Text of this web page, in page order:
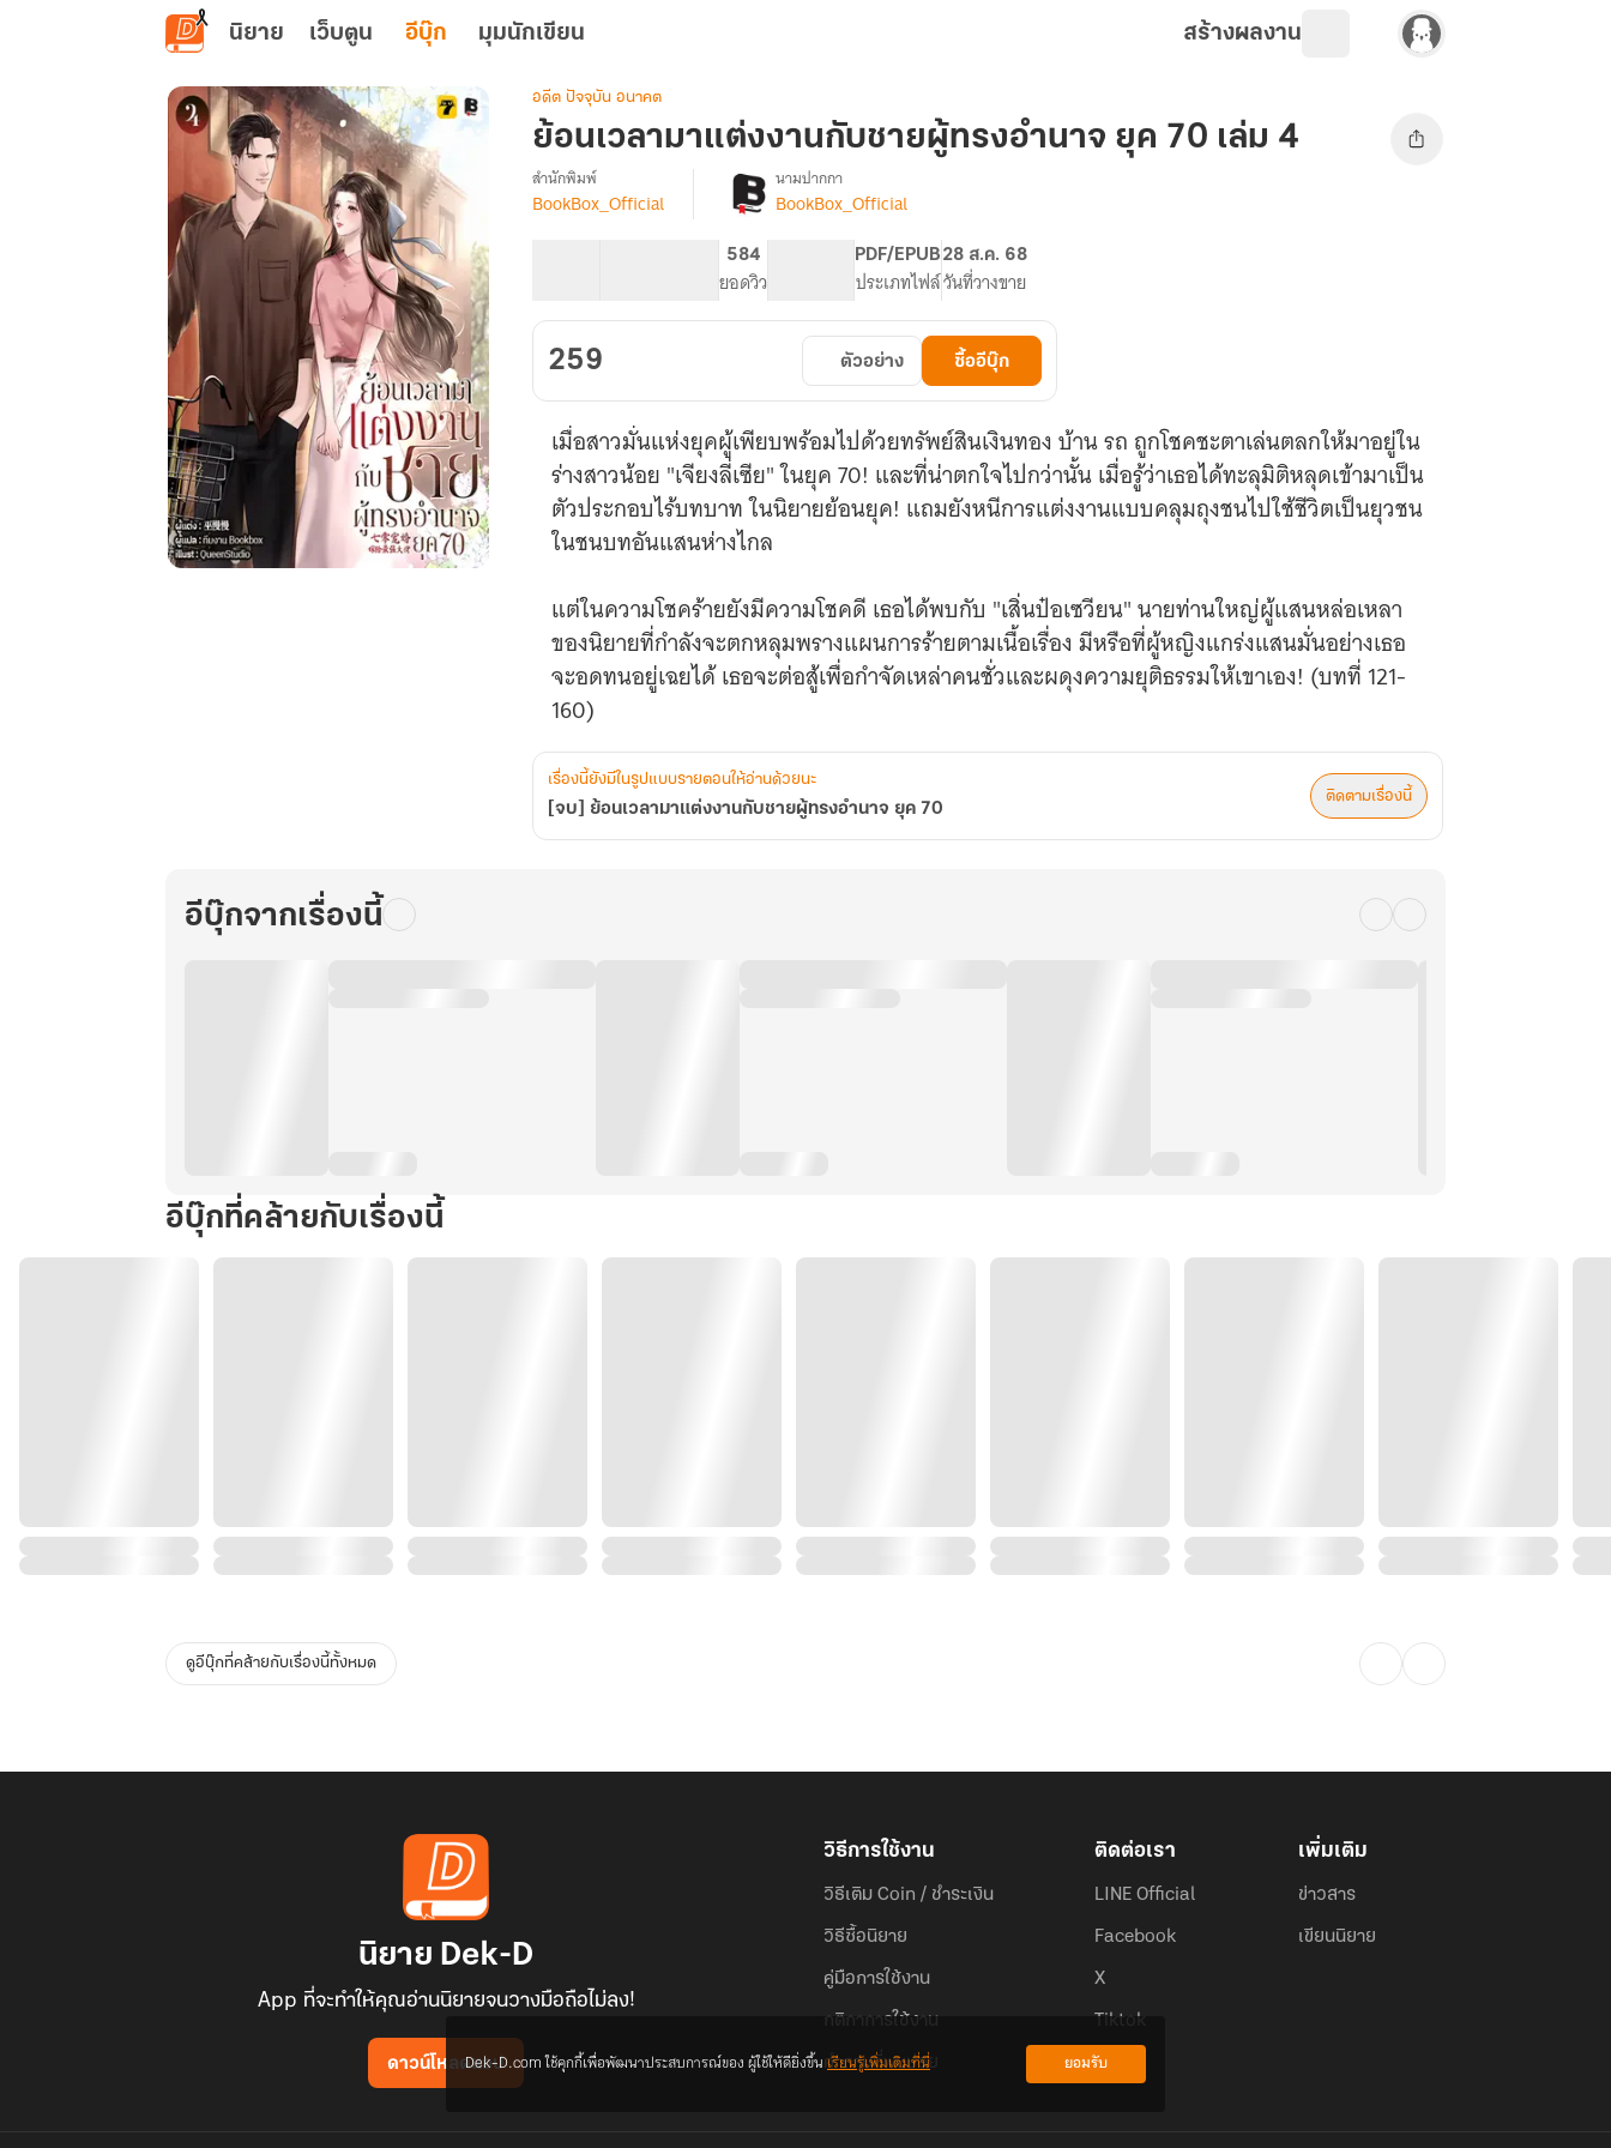
ข้ามไปยังเนื้อหาหลัก
นิยาย เว็บตูน อีบุ๊ก มุมนักเขียน สร้างผลงาน
อดีต ปัจจุบัน อนาคต
ย้อนเวลามาแต่งงานกับชายผู้ทรงอำนาจ ยุค 70 เล่ม 4
เรื่อง[จบ]
กับ
ชาย
ผู้ทรง
อำนาจ
สำนักพิมพ์
BookBox_Official
นามปากกา
BookBox_Official
584
ยอดวิว
PDF/EPUB
ประเภทไฟล์
28 ส.ค. 68
วันที่วางขาย
259 ตัวอย่าง ซื้ออีบุ๊ก
เมื่อสาวมั่นแห่งยุคผู้เพียบพร้อมไปด้วยทรัพย์สินเงินทอง บ้าน รถ ถูกโชคชะตาเล่นตลกให้มาอยู่ใน
ร่างสาวน้อย "เจียงลี่เซีย" ในยุค 70! และที่น่าตกใจไปกว่านั้น เมื่อรู้ว่าเธอได้ทะลุมิติหลุดเข้ามาเป็น
ตัวประกอบไร้บทบาท ในนิยายย้อนยุค! แถมยังหนีการแต่งงานแบบคลุมถุงชนไปใช้ชีวิตเป็นยุวชน
ในชนบทอันแสนห่างไกล
แต่ในความโชคร้ายยังมีความโชคดี เธอได้พบกับ "เสิ่นป๋อเซวียน" นายท่านใหญ่ผู้แสนหล่อเหลา
ของนิยายที่กำลังจะตกหลุมพรางแผนการร้ายตามเนื้อเรื่อง มีหรือที่ผู้หญิงแกร่งแสนมั่นอย่างเธอ
จะอดทนอยู่เฉยได้ เธอจะต่อสู้เพื่อกำจัดเหล่าคนชั่วและผดุงความยุติธรรมให้เขาเอง! (บทที่ 121-
160)
เรื่องนี้ยังมีในรูปแบบรายตอนให้อ่านด้วยนะ
[จบ] ย้อนเวลามาแต่งงานกับชายผู้ทรงอำนาจ ยุค 70
ติดตามเรื่องนี้
อีบุ๊กจากเรื่องนี้
อีบุ๊กที่คล้ายกับเรื่องนี้
ดูอีบุ๊กที่คล้ายกับเรื่องนี้ทั้งหมด
นิยาย Dek-D
App ที่จะทำให้คุณอ่านนิยายจนวางมือถือไม่ลง!
ดาวน์โหลดแอป
วิธีการใช้งาน
วิธีเติม Coin / ชำระเงิน
วิธีซื้อนิยาย
คู่มือการใช้งาน
กติกาการใช้งาน
คำถามที่พบบ่อย
ติดต่อเรา
LINE Official
Facebook
X
Tiktok
เพิ่มเติม
ข่าวสาร
เขียนนิยาย
Dek-D.com ใช้คุกกี้เพื่อพัฒนาประสบการณ์ของ ผู้ใช้ให้ดียิ่งขึ้นเรียนรู้เพิ่มเติมที่นี่ ยอมรับ